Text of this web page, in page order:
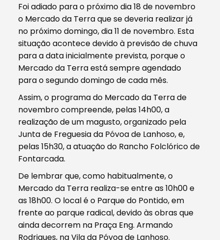
Foi adiado para o próximo dia 18 de novembro
o Mercado da Terra que se deveria realizar já
no próximo domingo, dia 11 de novembro. Esta
situação acontece devido à previsão de chuva
para a data inicialmente prevista, porque o
Mercado da Terra está sempre agendado
para o segundo domingo de cada mês.
Assim, o programa do Mercado da Terra de
novembro compreende, pelas 14h00, a
realização de um magusto, organizado pela
Junta de Freguesia da Póvoa de Lanhoso, e,
pelas 15h30, a atuação do Rancho Folclórico de
Fontarcada.
De lembrar que, como habitualmente, o
Mercado da Terra realiza-se entre as 10h00 e
as 18h00. O local é o Parque do Pontido, em
frente ao parque radical, devido às obras que
ainda decorrem na Praça Eng. Armando
Rodrigues, na Vila da Póvoa de Lanhoso.